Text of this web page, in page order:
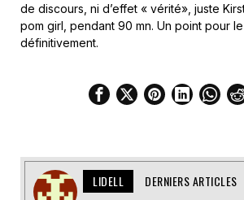
de discours, ni d’effet « vérité», juste
pom girl, pendant 90 mn. Un point pour
définitivement.
LIDELL DERNIERS ARTICLES